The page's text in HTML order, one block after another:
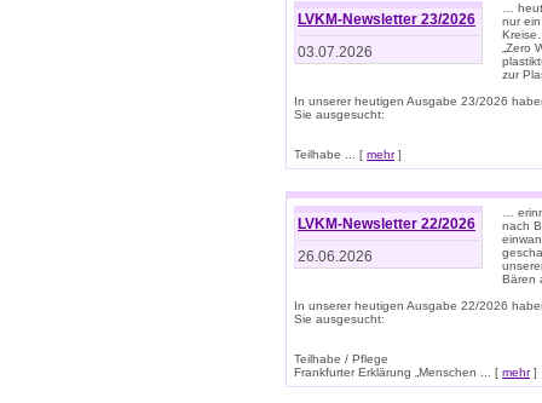
LVKM-Newsletter 23/2026
03.07.2026
…
nur
„Zero
zur
In unserer heutigen Ausgabe 23/2026
Sie ausgesucht:
Teilhabe ... [ mehr]
LVKM-Newsletter 22/2026
26.06.2026
…
nach
Bären
In unserer heutigen Ausgabe 22/2026
Sie ausgesucht:
Teilhabe / Pflege
Frankfurter Erklärung „Menschen ... [ mehr]